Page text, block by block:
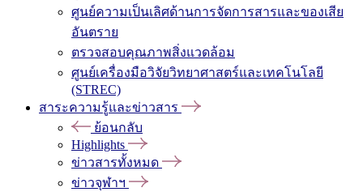
ศูนย์ความเป็นเลิศด้านการจัดการสารและของเสีย
อันตราย
ตรวจสอบคุณภาพสิ่งแวดล้อม
ศูนย์เครื่องมือวิจัยวิทยาศาสตร์และเทคโนโลยี
(STREC)
สาระความรู้และข่าวสาร
ย้อนกลับ
Highlights
ข่าวสารทั้งหมด
ข่าวจุฬาฯ